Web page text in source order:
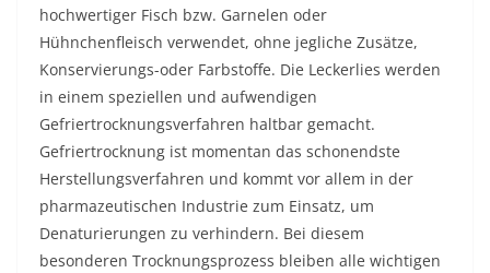
hochwertiger Fisch bzw. Garnelen oder
Hühnchenfleisch verwendet, ohne jegliche Zusätze,
Konservierungs-oder Farbstoffe. Die Leckerlies werden
in einem speziellen und aufwendigen
Gefriertrocknungsverfahren haltbar gemacht.
Gefriertrocknung ist momentan das schonendste
Herstellungsverfahren und kommt vor allem in der
pharmazeutischen Industrie zum Einsatz, um
Denaturierungen zu verhindern. Bei diesem
besonderen Trocknungsprozess bleiben alle wichtigen